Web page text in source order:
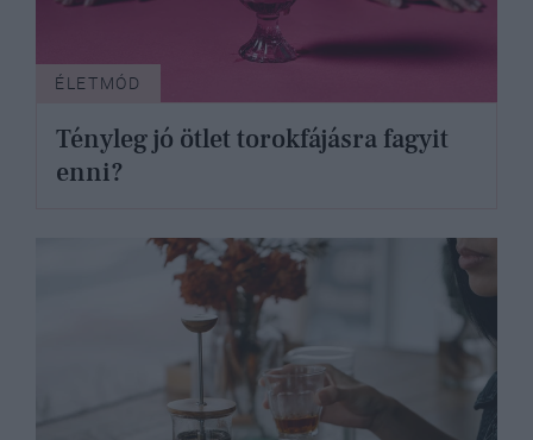
ÉLETMÓD
Tényleg jó ötlet torokfájásra fagyit
enni?